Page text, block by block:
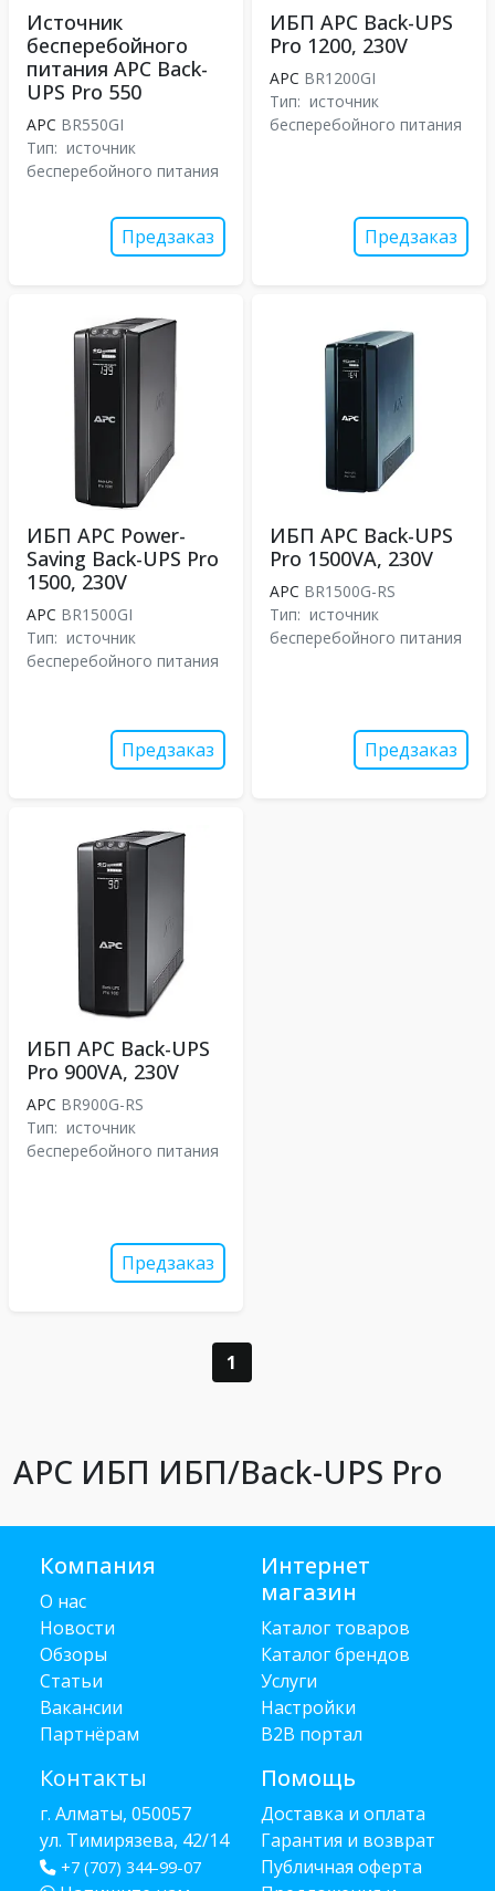
Источник
бесперебойного
питания APC Back-
UPS Pro 550
APC BR550GI
Тип: источник
бесперебойного питания
Предзаказ
ИБП APC Back-UPS
Pro 1200, 230V
APC BR1200GI
Тип: источник
бесперебойного питания
Предзаказ
ИБП APC Power-
Saving Back-UPS Pro
1500, 230V
APC BR1500GI
Тип: источник
бесперебойного питания
Предзаказ
ИБП APC Back-UPS
Pro 1500VA, 230V
APC BR1500G-RS
Тип: источник
бесперебойного питания
Предзаказ
ИБП APC Back-UPS
Pro 900VA, 230V
APC BR900G-RS
Тип: источник
бесперебойного питания
Предзаказ
1
APC ИБП ИБП/Back-UPS Pro
Компания
О нас
Новости
Обзоры
Статьи
Вакансии
Партнёрам
Контакты
г. Алматы, 050057
ул. Тимирязева, 42/14
+7 (707) 344-99-07
Интернет
магазин
Каталог товаров
Каталог брендов
Услуги
Настройки
B2B портал
Помощь
Доставка и оплата
Гарантия и возврат
Публичная оферта